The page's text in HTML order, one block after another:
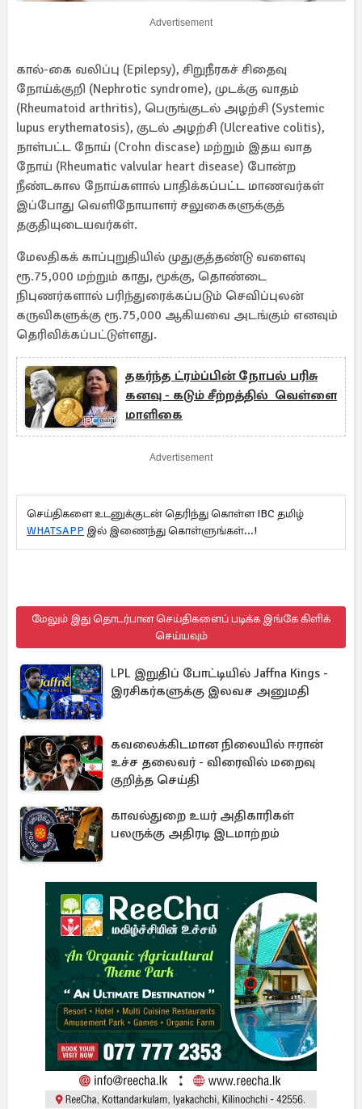
Advertisement
கால்-கை வலிப்பு (Epilepsy), சிறுநீரகச் சிதைவு
நோய்க்குறி (Nephrotic syndrome), முடக்கு வாதம்
(Rheumatoid arthritis), பெருங்குடல் அழற்சி (Systemic
lupus erythematosis), குடல் அழற்சி (Ulcreative colitis),
நாள்பட்ட நோய் (Crohn discase) மற்றும் இதய வாத
நோய் (Rheumatic valvular heart disease) போன்ற
நீண்டகால நோய்களால் பாதிக்கப்பட்ட மாணவர்கள்
இப்போது வெளிநோயாளர் சலுகைகளுக்குத்
தகுதியுடையவர்கள்.
மேலதிகக் காப்புறுதியில் முதுகுத்தண்டு வளைவு
ரூ.75,000 மற்றும் காது, மூக்கு, தொண்டை
நிபுணர்களால் பரிந்துரைக்கப்படும் செவிப்புலன்
கருவிகளுக்கு ரூ.75,000 ஆகியவை அடங்கும் எனவும்
தெரிவிக்கப்பட்டுள்ளது.
தகர்ந்த ட்ரம்ப்பின் நோபல் பரிசு
கனவு - கடும் சீற்றத்தில் வெள்ளை
மாளிகை
Advertisement
செய்திகளை உடனுக்குடன் தெரிந்து கொள்ள IBC தமிழ்
WHATSAPP இல் இணைந்து கொள்ளுங்கள்...!
மேலும் இது தொடர்பான செய்திகளைப் படிக்க இங்கே கிளிக்
செய்யவும்
LPL இறுதிப் போட்டியில் Jaffna Kings -
இரசிகர்களுக்கு இலவச அனுமதி
கவலைக்கிடமான நிலையில் ஈரான்
உச்ச தலைவர் - விரைவில் மறைவு
குறித்த செய்தி
காவல்துறை உயர் அதிகாரிகள்
பலருக்கு அதிரடி இடமாற்றம்